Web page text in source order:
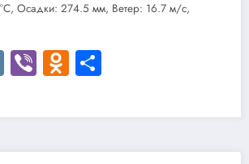
Осадки: 274.5 мм, Ветер: 16.7 м/с,
VKViberOdnoklassniki